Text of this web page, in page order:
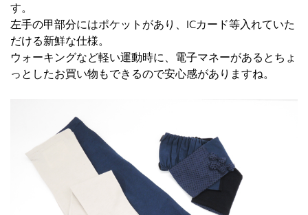
す。
左手の甲部分にはポケットがあり、ICカード等入れていた
だける新鮮な仕様。
ウォーキングなど軽い運動時に、電子マネーがあるとちょ
っとしたお買い物もできるので安心感がありますね。